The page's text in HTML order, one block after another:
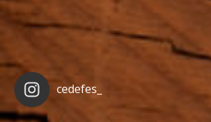
cedefes_